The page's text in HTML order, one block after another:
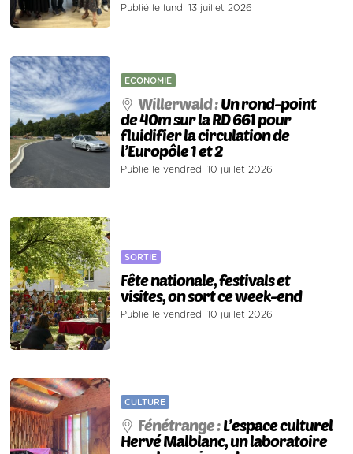
Publié le lundi 13 juillet 2026
ECONOMIE
Willerwald :Un rond-point
de 40m sur la RD 661 pour
fluidifier la circulation de
l’Europôle 1 et 2
Publié le vendredi 10 juillet 2026
SORTIE
Fête nationale, festivals et
visites, on sort ce week-end
Publié le vendredi 10 juillet 2026
CULTURE
Fénétrange :L’espace culturel
Hervé Malblanc, un laboratoire